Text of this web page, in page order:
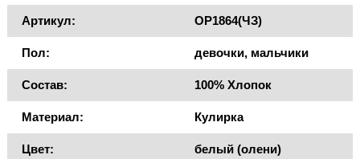
Артикул: OP1864(ЧЗ)
Пол: девочки, мальчики
Состав: 100% Хлопок
Материал: Кулирка
Цвет: белый (олени)